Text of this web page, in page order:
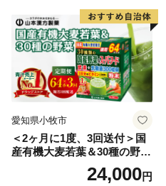
愛知県小牧市
＜2ヶ月に1度、3回送付＞国
産有機大麦若葉＆30種の野
菜 山本漢方 定期便
24,000円